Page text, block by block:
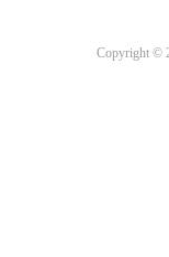
Copyright ©